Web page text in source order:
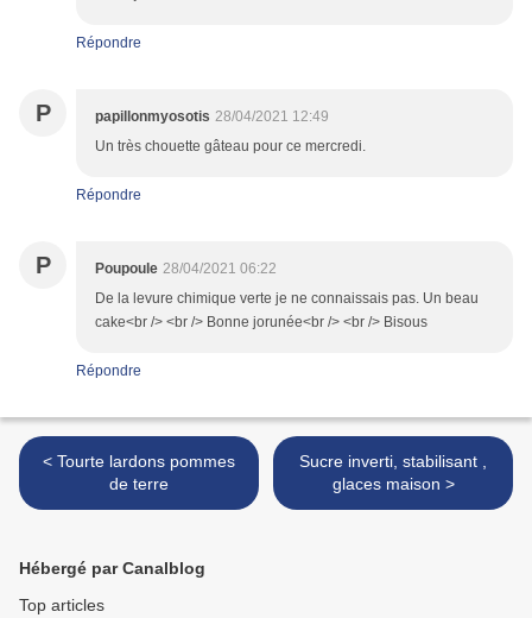
Répondre
P papillonmyosotis 28/04/2021 12:49
Un très chouette gâteau pour ce mercredi.
Répondre
P Poupoule 28/04/2021 06:22
De la levure chimique verte je ne connaissais pas. Un beau
cake<br /> <br /> Bonne jorunée<br /> <br /> Bisous
Répondre
< Tourte lardons pommes
de terre
Sucre inverti, stabilisant ,
glaces maison >
Hébergé par Canalblog
Top articles